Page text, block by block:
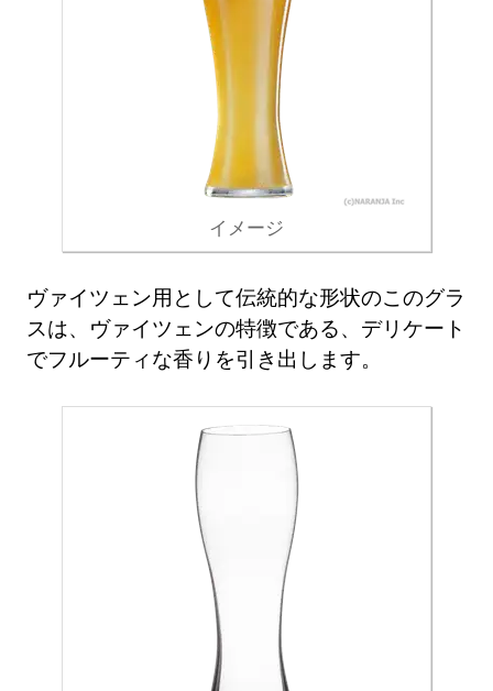
イメージ
ヴァイツェン用として伝統的な形状のこのグラ
スは、ヴァイツェンの特徴である、デリケート
でフルーティな香りを引き出します。